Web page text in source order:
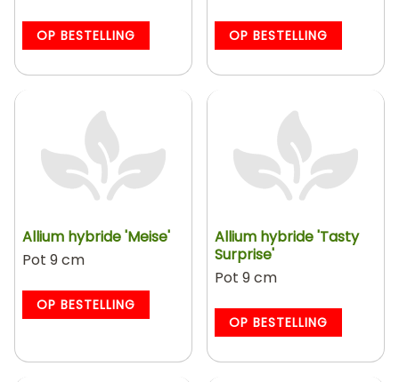
OP BESTELLING OP BESTELLING
Allium hybride 'Meise'
Pot 9 cm
OP BESTELLING
Allium hybride 'Tasty
Surprise'
Pot 9 cm
OP BESTELLING